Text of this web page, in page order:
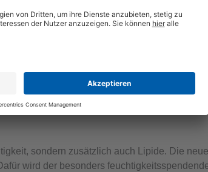
sondern zusätzlich auch Lipide. Die
wird der besonders